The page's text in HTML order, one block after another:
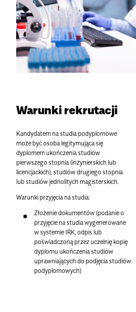
Warunki rekrutacji
Kandydatem na studia podyplomowe
może być osoba legitymująca się
dyplomem ukończenia studiów
pierwszego stopnia (inżynierskich lub
licencjackich), studiów drugiego stopnia
lub studiów jednolitych magisterskich.
Warunki przyjęcia na studia:
Złożenie dokumentów (podanie o
przyjęcie na studia wygenerowane
w systemie IRK, odpis lub
poświadczoną przez uczelnię kopię
dyplomu ukończenia studiów
uprawniających do podjęcia studiów
podyplomowych)